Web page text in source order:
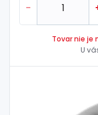
-
Tovar nie je
U